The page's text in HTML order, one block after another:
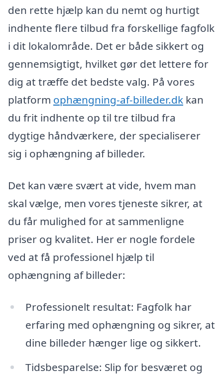
den rette hjælp kan du nemt og hurtigt
indhente flere tilbud fra forskellige fagfolk
i dit lokalområde. Det er både sikkert og
gennemsigtigt, hvilket gør det lettere for
dig at træffe det bedste valg. På vores
platform ophængning-af-billeder.dk kan
du frit indhente op til tre tilbud fra
dygtige håndværkere, der specialiserer
sig i ophængning af billeder.
Det kan være svært at vide, hvem man
skal vælge, men vores tjeneste sikrer, at
du får mulighed for at sammenligne
priser og kvalitet. Her er nogle fordele
ved at få professionel hjælp til
ophængning af billeder:
Professionelt resultat: Fagfolk har
erfaring med ophængning og sikrer, at
dine billeder hænger lige og sikkert.
Tidsbesparelse: Slip for besværet og